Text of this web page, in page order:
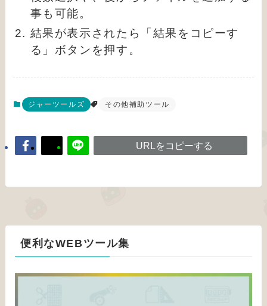
事も可能。
結果が表示されたら「結果をコピーす
る」ボタンを押す。
ジャーツールズ その他補助ツール
URLをコピーする
便利なWEBツール集